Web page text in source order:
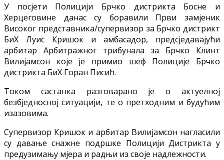
У посјети Полицији Брчко дистрикта Босне и
Херцеговине данас су боравили Први замјеник
Високог представника/супервизор за Брчко дистрикт
БиХ Луис Кришок и амбасадор, предсједавајући
арбитар Арбитражног трибунала за Брчко Клинт
Вилијамсон које је примио шеф Полиције Брчко
дистрикта БиХ Горан Писић.
Током састанка разговарано је о актуелној
безбједносној ситуацији, те о претходним и будућим
изазовима.
Супервизор Кришок и арбитар Вилијамсон нагласили
су давање снажне подршке Полицији Дистрикта у
предузимању мјера и радњи из своје надлежности.